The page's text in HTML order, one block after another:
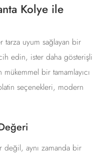
Kolye ile
tarza uyum sağlayan bir
edin, ister daha gösterişli
bir tamamlayıcı
seçenekleri, modern
değil, aynı zamanda bir